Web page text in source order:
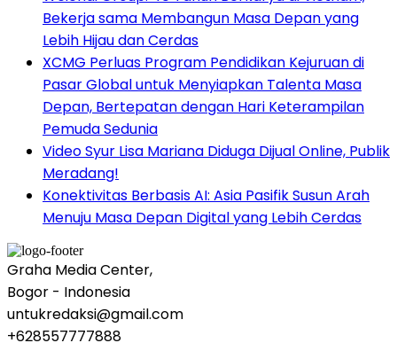
Bekerja sama Membangun Masa Depan yang
Lebih Hijau dan Cerdas
XCMG Perluas Program Pendidikan Kejuruan di
Pasar Global untuk Menyiapkan Talenta Masa
Depan, Bertepatan dengan Hari Keterampilan
Pemuda Sedunia
Video Syur Lisa Mariana Diduga Dijual Online, Publik
Meradang!
Konektivitas Berbasis AI: Asia Pasifik Susun Arah
Menuju Masa Depan Digital yang Lebih Cerdas
Graha Media Center,
Bogor - Indonesia
untukredaksi@gmail.com
+628557777888